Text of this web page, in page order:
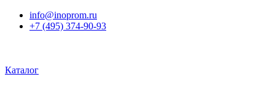
info@inoprom.ru
+7 (495) 374-90-93
Каталог